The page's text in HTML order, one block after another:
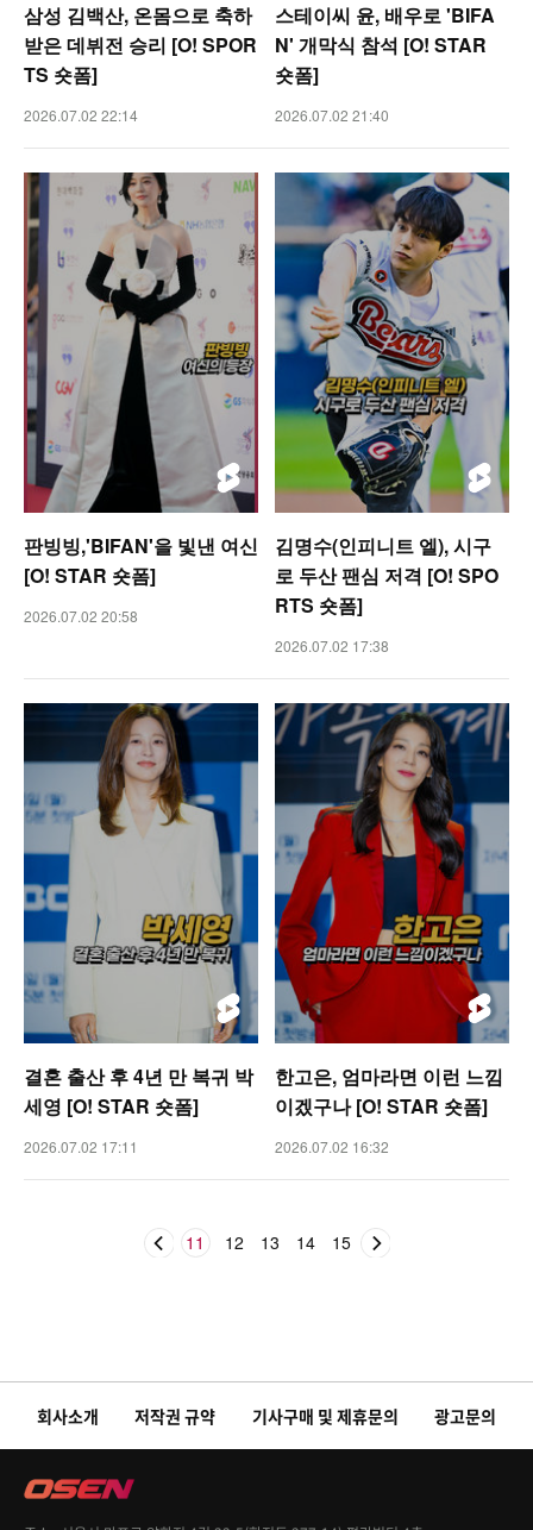
삼성 김백산, 온몸으로 축하
받은 데뷔전 승리 [O! SPOR
TS 숏폼]
2026.07.02 22:14
스테이씨 윤, 배우로 'BIFA
N' 개막식 참석 [O! STAR
숏폼]
2026.07.02 21:40
판빙빙,'BIFAN'을 빛낸 여신
[O! STAR 숏폼]
2026.07.02 20:58
김명수(인피니트 엘), 시구
로 두산 팬심 저격 [O! SPO
RTS 숏폼]
2026.07.02 17:38
결혼 출산 후 4년 만 복귀 박
세영 [O! STAR 숏폼]
2026.07.02 17:11
한고은, 엄마라면 이런 느낌
이겠구나 [O! STAR 숏폼]
2026.07.02 16:32
11 12 13 14 15
회사소개 저작권 규약 기사구매 및 제휴문의 광고문의